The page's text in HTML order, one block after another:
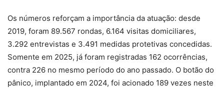
Os números reforçam a importância da atuação: desde
2019, foram 89.567 rondas, 6.164 visitas domiciliares,
3.292 entrevistas e 3.491 medidas protetivas concedidas.
Somente em 2025, já foram registradas 162 ocorrências,
contra 226 no mesmo período do ano passado. O botão do
pânico, implantado em 2024, foi acionado 189 vezes neste